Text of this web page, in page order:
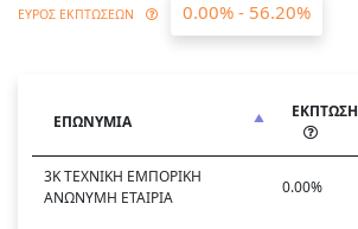
ΕΥΡΟΣ ΕΚΠΤΩΣΕΩΝ 0.00% - 56.20%
ΕΠΩΝΥΜΙΑ
ΕΚΠΤΩΣΗ
3Κ ΤΕΧΝΙΚΗ ΕΜΠΟΡΙΚΗ
ΑΝΩΝΥΜΗ ΕΤΑΙΡΙΑ
0.00%